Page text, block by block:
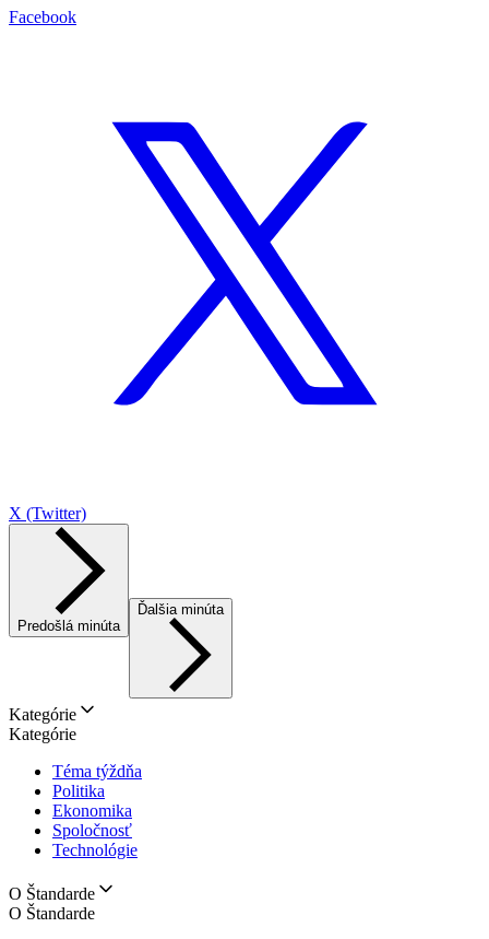
Facebook
X (Twitter)
Predošlá minúta
Ďalšia minúta
Kategórie
Kategórie
Téma týždňa
Politika
Ekonomika
Spoločnosť
Technológie
O Štandarde
O Štandarde